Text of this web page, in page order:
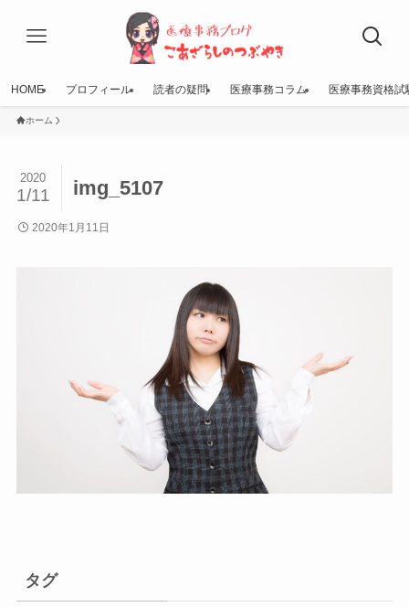
HOME プロフィール 読者の疑問 医療事務コラム 医療事務資格試
ホーム
img_5107
2020
1/11
2020年1月11日
タグ